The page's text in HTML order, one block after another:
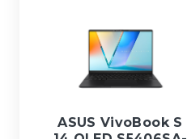
ASUS VivoBook S